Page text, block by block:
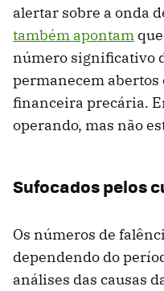
alertar sobre a onda
também apontam
número significativo
permanecem abertos
financeira precária.
operando, mas não
Sufocados pelos
Os números de
dependendo do
análises das causas